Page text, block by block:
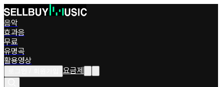
음악
효과음
무료
유명곡
활용영상
요금제